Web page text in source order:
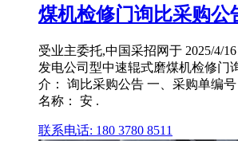
煤机检修门询比采购公
受业主委托,中国采招网于 2025/4/
发电公司型中速辊式磨煤机检修门
介： 询比采购公告 一、采购单编
名称： 安 .
联系电话: 180 3780 8511